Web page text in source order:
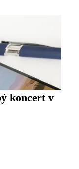
koncert v